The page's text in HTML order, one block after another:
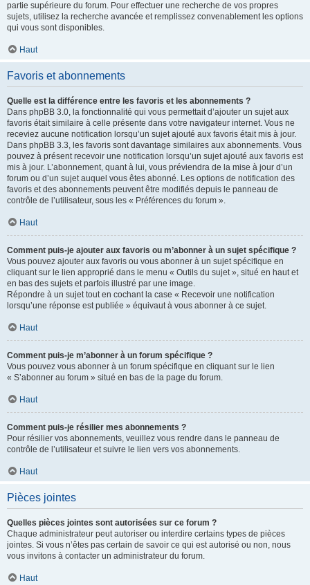
partie supérieure du forum. Pour effectuer une recherche de vos propres
sujets, utilisez la recherche avancée et remplissez convenablement les options
qui vous sont disponibles.
Haut
Favoris et abonnements
Quelle est la différence entre les favoris et les abonnements ?
Dans phpBB 3.0, la fonctionnalité qui vous permettait d’ajouter un sujet aux
favoris était similaire à celle présente dans votre navigateur internet. Vous ne
receviez aucune notification lorsqu’un sujet ajouté aux favoris était mis à jour.
Dans phpBB 3.3, les favoris sont davantage similaires aux abonnements. Vous
pouvez à présent recevoir une notification lorsqu’un sujet ajouté aux favoris est
mis à jour. L’abonnement, quant à lui, vous préviendra de la mise à jour d’un
forum ou d’un sujet auquel vous êtes abonné. Les options de notification des
favoris et des abonnements peuvent être modifiés depuis le panneau de
contrôle de l’utilisateur, sous les « Préférences du forum ».
Haut
Comment puis-je ajouter aux favoris ou m’abonner à un sujet spécifique ?
Vous pouvez ajouter aux favoris ou vous abonner à un sujet spécifique en
cliquant sur le lien approprié dans le menu « Outils du sujet », situé en haut et
en bas des sujets et parfois illustré par une image.
Répondre à un sujet tout en cochant la case « Recevoir une notification
lorsqu’une réponse est publiée » équivaut à vous abonner à ce sujet.
Haut
Comment puis-je m’abonner à un forum spécifique ?
Vous pouvez vous abonner à un forum spécifique en cliquant sur le lien
« S’abonner au forum » situé en bas de la page du forum.
Haut
Comment puis-je résilier mes abonnements ?
Pour résilier vos abonnements, veuillez vous rendre dans le panneau de
contrôle de l’utilisateur et suivre le lien vers vos abonnements.
Haut
Pièces jointes
Quelles pièces jointes sont autorisées sur ce forum ?
Chaque administrateur peut autoriser ou interdire certains types de pièces
jointes. Si vous n’êtes pas certain de savoir ce qui est autorisé ou non, nous
vous invitons à contacter un administrateur du forum.
Haut